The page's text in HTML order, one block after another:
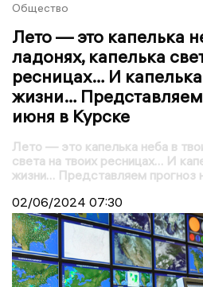
Общество
Лето — это капелька
ладонях, капелька
ресницах… И
жизни…
июня в Курске
Лето — это капелька неба в
света на твоих ресницах… И
жизни… Представляем прогноз
02/06/2024 07:30